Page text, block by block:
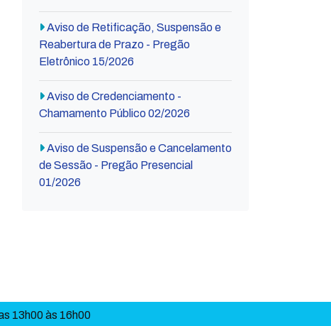
Aviso de Retificação, Suspensão e
Reabertura de Prazo - Pregão
Eletrônico 15/2026
Aviso de Credenciamento -
Chamamento Público 02/2026
Aviso de Suspensão e Cancelamento
de Sessão - Pregão Presencial
01/2026
13h00 às 16h00